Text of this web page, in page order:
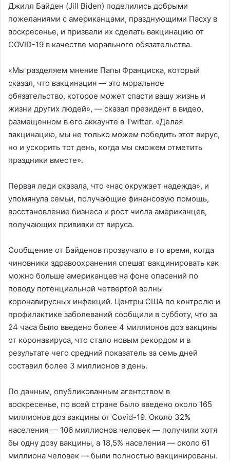
Джилл Байден (Jill Biden) поделились добрыми
пожеланиями с американцами, празднующими Пасху в
воскресенье, и призвали их сделать вакцинацию от
COVID-19 в качестве морального обязательства.
«Мы разделяем мнение Папы Франциска, который
сказал, что вакцинация — это моральное
обязательство, которое может спасти вашу жизнь и
жизни других людей», — сказал президент в видео,
размещенном в его аккаунте в Twitter. «Делая
вакцинацию, мы не только можем победить этот вирус,
но и ускорить тот день, когда мы сможем отметить
праздники вместе».
Первая леди сказала, что «нас окружает надежда», и
упомянула семьи, получающие финансовую помощь,
восстановление бизнеса и рост числа американцев,
получающих прививки от вируса.
Сообщение от Байденов прозвучало в то время, когда
чиновники здравоохранения спешат вакцинировать как
можно больше американцев на фоне опасений по
поводу потенциальной четвертой волны
коронавирусных инфекций. Центры США по контролю и
профилактике заболеваний сообщили в субботу, что за
24 часа было введено более 4 миллионов доз вакцины
от коронавируса, что стало новым рекордом и в
результате чего средний показатель за семь дней
составил более 3 миллионов в день.
По данным, опубликованным агентством в
воскресенье, по всей стране было введено около 165
миллионов доз вакцины от Covid-19. Около 32%
населения — 106 миллионов человек — получили хотя
бы одну дозу вакцины, а 18,5% населения — около 61
миллиона человек — были полностью вакцинированы.